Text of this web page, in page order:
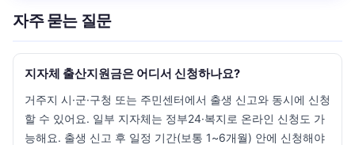
자주 묻는 질문
지자체 출산지원금은 어디서 신청하나요?
거주지 시·군·구청 또는 주민센터에서 출생 신고와 동시에 신청
할 수 있어요. 일부 지자체는 정부24·복지로 온라인 신청도 가
능해요. 출생 신고 후 일정 기간(보통 1~6개월) 안에 신청해야